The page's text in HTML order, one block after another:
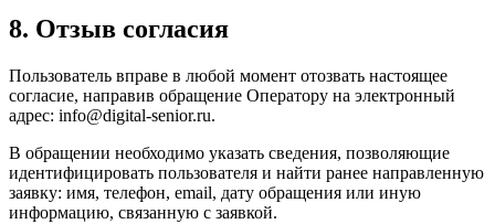
8. Отзыв согласия
Пользователь вправе в любой момент отозвать настоящее
согласие, направив обращение Оператору на электронный
адрес: info@digital-senior.ru.
В обращении необходимо указать сведения, позволяющие
идентифицировать пользователя и найти ранее направленную
заявку: имя, телефон, email, дату обращения или иную
информацию, связанную с заявкой.